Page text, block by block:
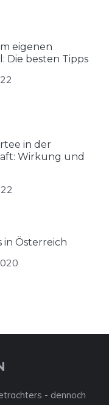
eigenen
Die besten Tipps
in der
Wirkung und
in Österreich
- dennoch